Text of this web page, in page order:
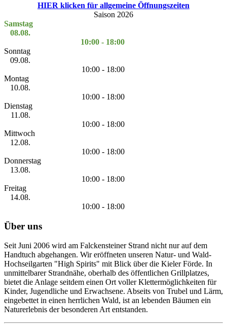
HIER klicken für allgemeine Öffnungszeiten
Saison 2026
Samstag
08.08.
10:00 - 18:00
Sonntag
09.08.
10:00 - 18:00
Montag
10.08.
10:00 - 18:00
Dienstag
11.08.
10:00 - 18:00
Mittwoch
12.08.
10:00 - 18:00
Donnerstag
13.08.
10:00 - 18:00
Freitag
14.08.
10:00 - 18:00
Über uns
Seit Juni 2006 wird am Falckensteiner Strand nicht nur auf dem
Handtuch abgehangen. Wir eröffneten unseren Natur- und Wald-
Hochseilgarten "High Spirits" mit Blick über die Kieler Förde. In
unmittelbarer Strandnähe, oberhalb des öffentlichen Grillplatzes,
bietet die Anlage seitdem einen Ort voller Klettermöglichkeiten für
Kinder, Jugendliche und Erwachsene. Abseits von Trubel und Lärm,
eingebettet in einen herrlichen Wald, ist an lebenden Bäumen ein
Naturerlebnis der besonderen Art entstanden.